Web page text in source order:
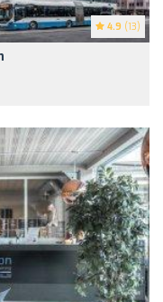
4.9 (13)